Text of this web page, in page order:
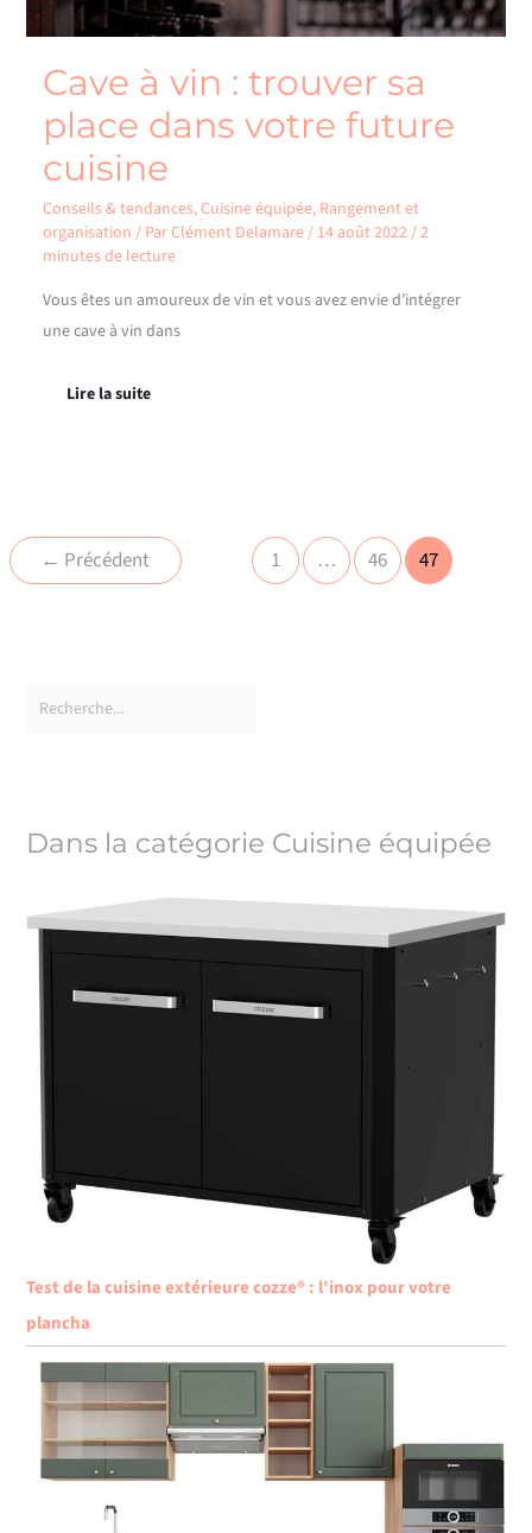
Cave à vin : trouver sa
place dans votre future
cuisine
Conseils & tendances,Cuisine équipée, Rangement et
organisation / ParClément Delamare/ 14 août 2022/2
minutes de lecture
Vous êtes un amoureux de vin et vous avez envie d’intégrer
une cave à vin dans
Lire la suite
← Précédent 1 … 46 47
Dans la catégorie Cuisine équipée
Test de la cuisine extérieure cozze® : l’inox pour votre
plancha